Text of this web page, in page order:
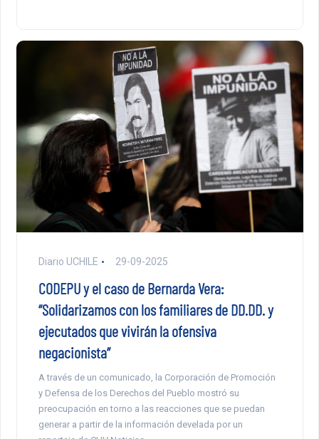
Diario UCHILE 29-09-2025
CODEPU y el caso de Bernarda Vera:
“Solidarizamos con los familiares de DD.DD. y
ejecutados que vivirán la ofensiva
negacionista”
A través de un comunicado, la Corporación de Promoción
y Defensa de los Derechos del Pueblo mostró su
preocupación en torno a las reacciones que se puedan
generar a partir de la información develada por un